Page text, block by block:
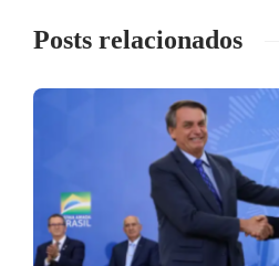
Posts relacionados